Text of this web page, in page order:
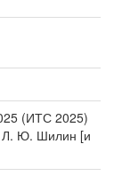
(ИТС 2025)
Л. Ю. Шилин [и